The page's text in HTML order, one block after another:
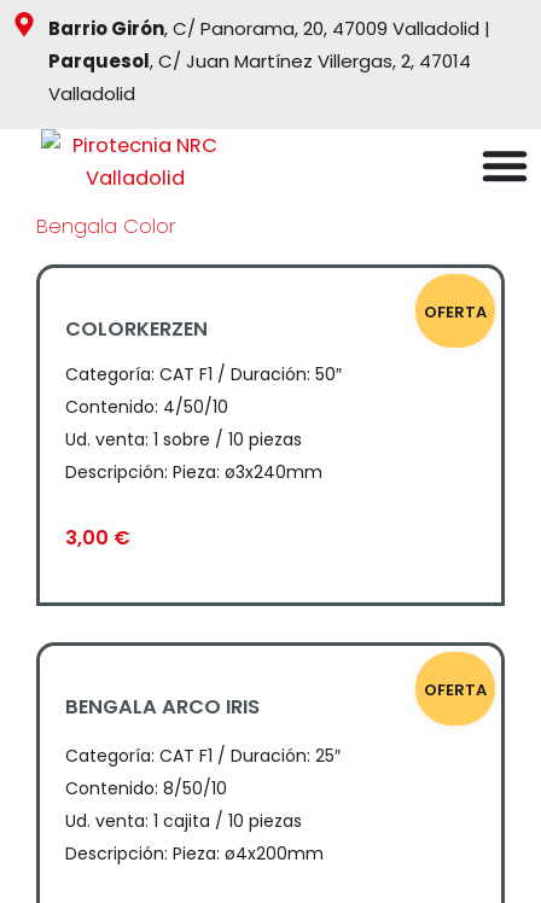
contenido
Barrio Girón, C/ Panorama, 20, 47009 Valladolid |
Parquesol, C/ Juan Martínez Villergas, 2, 47014
Valladolid
Bengala Color
OFERTA
COLORKERZEN
Categoría: CAT F1 / Duración: 50″
Contenido: 4/50/10
Ud. venta: 1 sobre / 10 piezas
Descripción: Pieza: ø3x240mm
3,00 €
OFERTA
BENGALA ARCO IRIS
Categoría: CAT F1 / Duración: 25″
Contenido: 8/50/10
Ud. venta: 1 cajita / 10 piezas
Descripción: Pieza: ø4x200mm